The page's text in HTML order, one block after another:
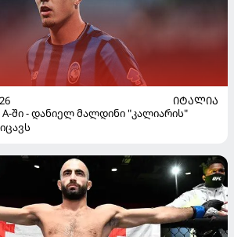
ᲘᲢᲐᲚᲘᲐ
ში - დანიელ მალდინი "კალიარის"